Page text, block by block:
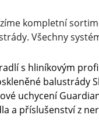
kompletní
Všechny
s hliníkovým
balustrády
uchycení
a příslušenství z